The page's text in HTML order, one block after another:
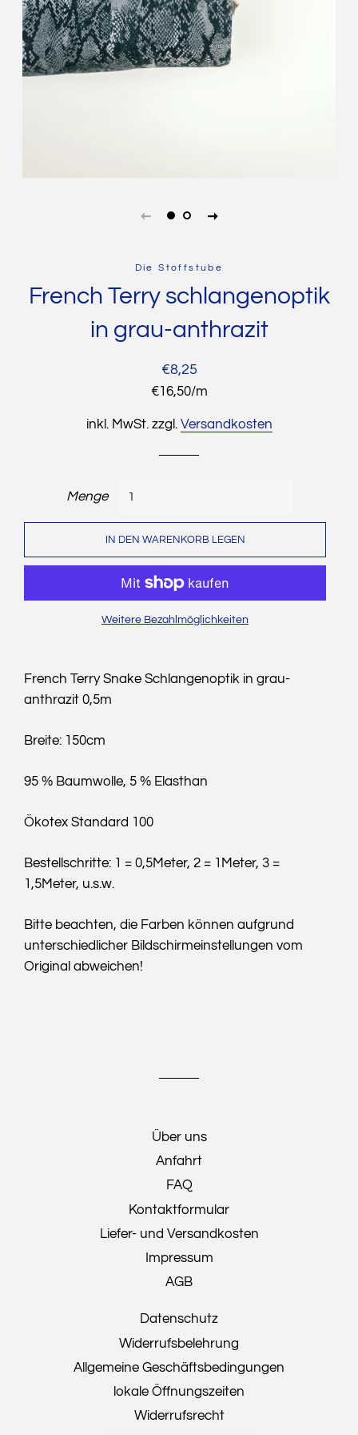
Die Stoffstube
French Terry schlangenoptik
in grau-anthrazit
Normaler
Preis
Sonderpreis
€8,25
Stückpreis
€16,50/pro
m
inkl. MwSt. zzgl. Versandkosten
Menge
IN DEN WARENKORB LEGEN
Weitere Bezahlmöglichkeiten
French Terry Snake Schlangenoptik in grau-
anthrazit 0,5m
Breite: 150cm
95 % Baumwolle, 5 % Elasthan
Ökotex Standard 100
Bestellschritte: 1 = 0,5Meter, 2 = 1Meter, 3 =
1,5Meter, u.s.w.
Bitte beachten, die Farben können aufgrund
unterschiedlicher Bildschirmeinstellungen vom
Original abweichen!
Über uns
Anfahrt
FAQ
Kontaktformular
Liefer- und Versandkosten
Impressum
AGB
Datenschutz
Widerrufsbelehrung
Allgemeine Geschäftsbedingungen
lokale Öffnungszeiten
Widerrufsrecht